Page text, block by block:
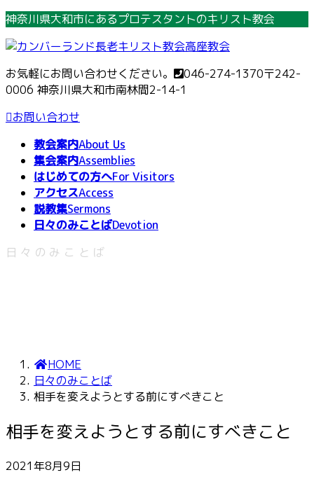
コ
テ
ン
ツ
へ
ス
ナ
ゲ
ー
シ
ョ
ン
神奈川県大和市にあるプロテスタントのキリスト教会
お気軽にお問い合わせください。 046-274-1370〒242-
0006 神奈川県大和市南林間2-14-1
お問い合わせ
教会案内About Us
集会案内Assemblies
はじめての方へFor Visitors
アクセスAccess
説教集Sermons
日々のみことばDevotion
日々のみことば
HOME
日々のみことば
相手を変えようとする前にすべきこと
相手を変えようとする前にすべきこと
2021年8月9日